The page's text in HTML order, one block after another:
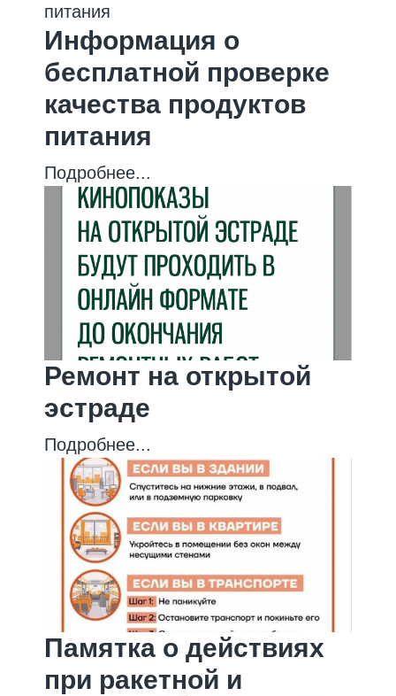
Информация о
бесплатной проверке
качества продуктов
питания
Подробнее...
Ремонт на открытой
эстраде
Подробнее...
Памятка о действиях
при ракетной и